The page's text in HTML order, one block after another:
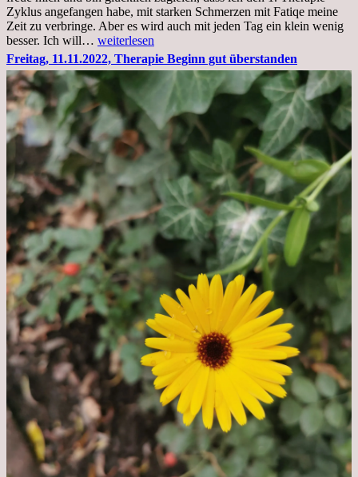
Zyklus angefangen habe, mit starken Schmerzen mit Fatiqe meine
Zeit zu verbringe. Aber es wird auch mit jeden Tag ein klein wenig
besser. Ich will… Sonntag,
20.11.2022,
Todensonntag
weiterlesen
Freitag, 11.11.2022, Therapie Beginn gut überstanden